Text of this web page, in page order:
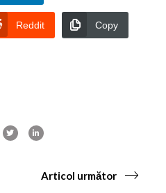
Reddit Copy
Articol următor